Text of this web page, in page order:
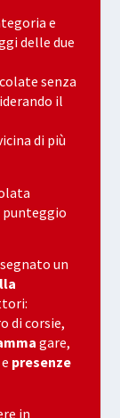
e
delle due
senza
il
di più
punteggio
un
di corsie,
gare,
presenze
in